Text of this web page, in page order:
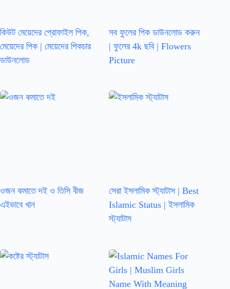
কিউট মেয়েদের প্রোফাইল পিক,
মেয়েদের পিক | মেয়েদের পিকচার
ডাউনলোড
সব ফুলের পিক ডাউনলোড করুন
| ফুলের 4k ছবি | Flowers
Picture
ওজন কমাতে দই ও তিসি বীজ
এইভাবে খান
সেরা ইসলামিক স্ট্যাটাস | Best
Islamic Status | ইসলামিক
স্ট্যাটাস